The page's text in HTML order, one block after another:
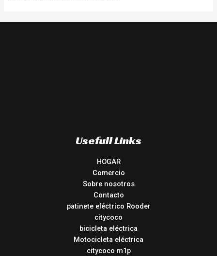
Usefull Links
HOGAR
Comercio
Sobre nosotros
Contacto
patinete eléctrico Rooder
citycoco
bicicleta eléctrica
Motocicleta eléctrica
citycoco m1p